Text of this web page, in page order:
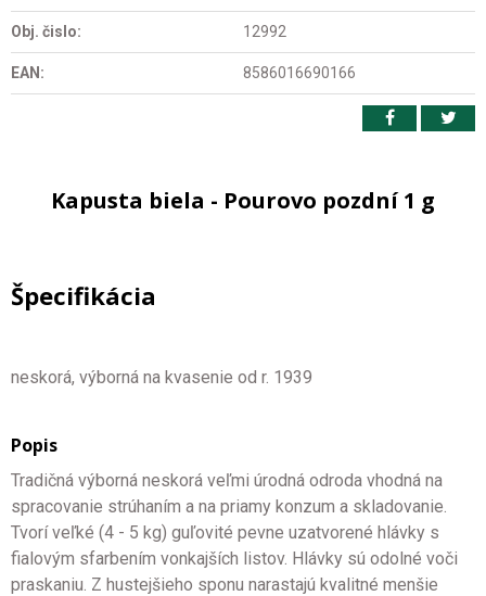
Obj. čislo: 12992
EAN: 8586016690166
Kapusta biela - Pourovo pozdní 1 g
Špecifikácia
neskorá, výborná na kvasenie od r. 1939
Popis
Tradičná výborná neskorá veľmi úrodná odroda vhodná na
spracovanie strúhaním a na priamy konzum a skladovanie.
Tvorí veľké (4 - 5 kg) guľovité pevne uzatvorené hlávky s
fialovým sfarbením vonkajších listov. Hlávky sú odolné voči
praskaniu. Z hustejšieho sponu narastajú kvalitné menšie